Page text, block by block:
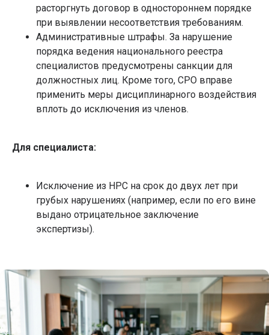
расторгнуть договор в одностороннем порядке
при выявлении несоответствия требованиям.
Административные штрафы. За нарушение
порядка ведения национального реестра
специалистов предусмотрены санкции для
должностных лиц. Кроме того, СРО вправе
применить меры дисциплинарного воздействия
вплоть до исключения из членов.
Для специалиста:
Исключение из НРС на срок до двух лет при
грубых нарушениях (например, если по его вине
выдано отрицательное заключение
экспертизы).